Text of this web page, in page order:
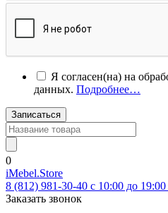
Я согласен(на) на
данных. Подробнее…
Записаться
0
iMebel.Store
8 (812) 981-30-40 c 10:00 до
Заказать звонок